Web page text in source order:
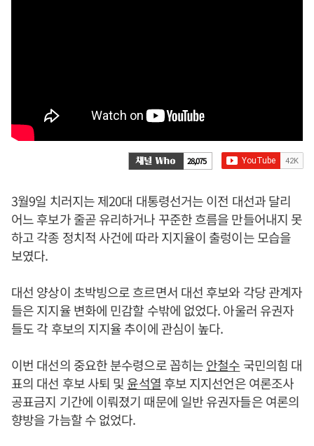
28,075
3월9일 치러지는 제20대 대통령선거는 이전 대선과 달리
어느 후보가 줄곧 유리하거나 꾸준한 흐름을 만들어내지 못
하고 각종 정치적 사건에 따라 지지율이 출렁이는 모습을
보였다.
대선 양상이 초박빙으로 흐르면서 대선 후보와 각당 관계자
들은 지지율 변화에 민감할 수밖에 없었다. 아울러 유권자
들도 각 후보의 지지율 추이에 관심이 높다.
이번 대선의 중요한 분수령으로 꼽히는안철수 국민의힘 대
표의 대선 후보 사퇴 및 윤석열 후보 지지선언은 여론조사
공표금지 기간에 이뤄졌기 때문에 일반 유권자들은 여론의
향방을 가늠할 수 없었다.